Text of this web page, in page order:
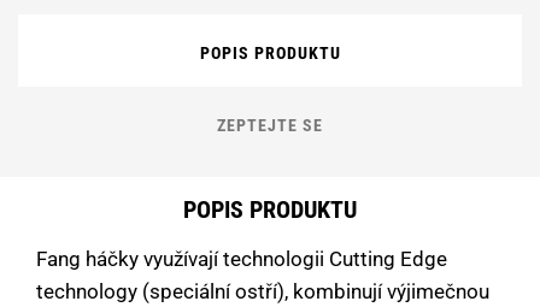
POPIS PRODUKTU
ZEPTEJTE SE
POPIS PRODUKTU
Fang háčky využívají technologii Cutting Edge
technology (speciální ostří), kombinují výjimečnou